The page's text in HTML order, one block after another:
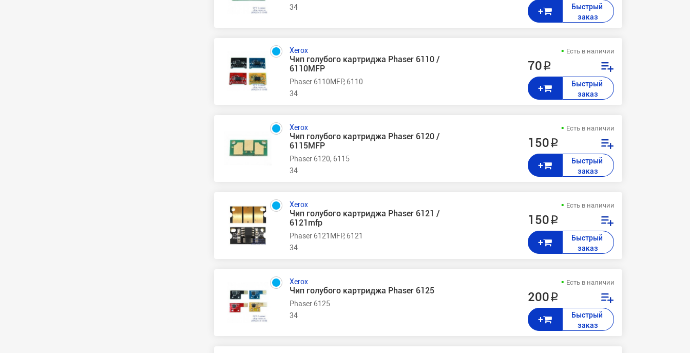
34
+
Быстрый
заказ
Xerox
Чип голубого картриджа Phaser 6110 /
6110MFP
Phaser 6110MFP, 6110
34
Есть в наличии
70 ₽
+
Быстрый
заказ
Xerox
Чип голубого картриджа Phaser 6120 /
6115MFP
Phaser 6120, 6115
34
Есть в наличии
150 ₽
+
Быстрый
заказ
Xerox
Чип голубого картриджа Phaser 6121 /
6121mfp
Phaser 6121MFP, 6121
34
Есть в наличии
150 ₽
+
Быстрый
заказ
Xerox
Чип голубого картриджа Phaser 6125
Phaser 6125
34
Есть в наличии
200 ₽
+
Быстрый
заказ